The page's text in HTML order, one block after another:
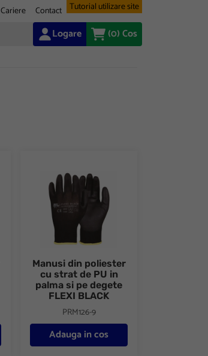
Cariere Contact Tutorial utilizare site
Logare (0)Cos
Manusi din poliester
cu strat de PU in
palma si pe degete
FLEXI BLACK
PRM126-9
Adauga in cos